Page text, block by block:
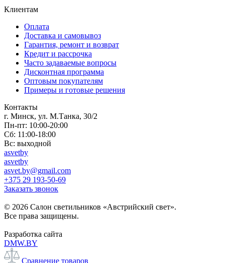
Клиентам
Оплата
Доставка и самовывоз
Гарантия, ремонт и возврат
Кредит и рассрочка
Часто задаваемые вопросы
Дисконтная программа
Оптовым покупателям
Примеры и готовые решения
Контакты
г. Минск, ул. М.Танка, 30/2
Пн-пт: 10:00-20:00
Сб: 11:00-18:00
Вс: выходной
asvetby
asvetby
asvet.by@gmail.com
+375 29 193-50-69
Заказать звонок
© 2026 Салон светильников «Австрийский свет».
Все права защищены.
Разработка сайта
DMW.BY
Сравнение товаров